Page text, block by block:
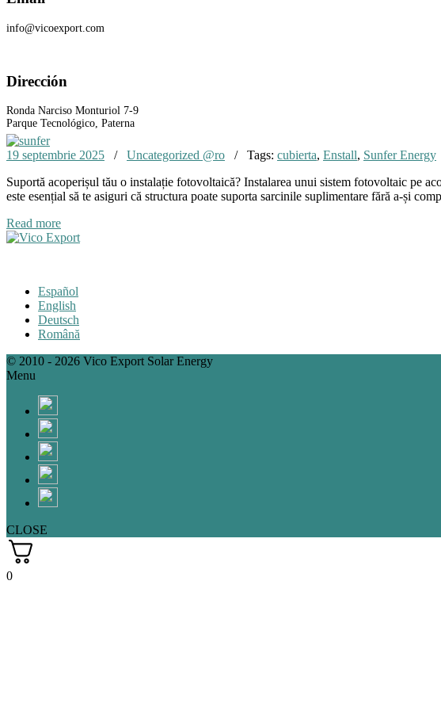
info@vicoexport.com
Dirección
Ronda Narciso Monturiol 7-9
Parque Tecnológico, Paterna
19 septembrie 2025 / Uncategorized @ro / Tags: cubierta, Enstall, Sunfer Energy
Suportă acoperișul tău o instalație fotovoltaică? Instalarea unui sistem fotovoltaic pe
este esențial să te asiguri că structura poate suporta sarcinile suplimentare fără a-și
Read more
Español
English
Deutsch
Română
© 2010 - 2026 Vico Export Solar Energy
Menu
CLOSE
0